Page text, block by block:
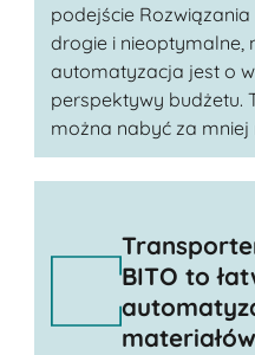
podejście
drogie i nieoptymalne,
automatyzacja jest o
perspektywy budżetu.
można nabyć za mniej
BITO to
materiałów